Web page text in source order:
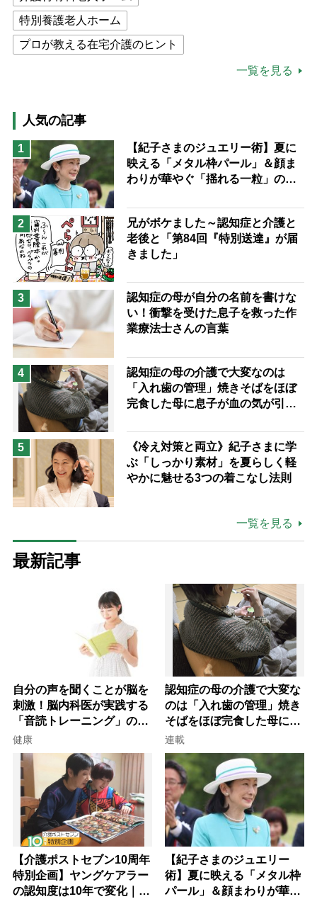
特別養護老人ホーム
プロが教える在宅介護のヒント
猫が母になつきません
息子の遠距離介護サバイバル術
兄がボケました
便利なサービス
予防法
一覧を見る
人気の記事
1
【紀子さまのジュエリー術】夏に
映える「メタル枠パール」＆顔ま
わりが華やぐ「揺れる一粒」の使
2
兄がボケました～認知症と介護と
老後と「第84回『特別送達』が届
きました」
3
認知症の母が自分の名前を書けな
い！衝撃を受けた息子を救った作
業療法士さんの言葉
4
認知症の母の介護で大変なのは
「入れ歯の管理」焼きそばをほぼ
完食した母に息子が血の気が引い
5
《冷え対策と両立》紀子さまに学
ぶ「しっかり素材」を夏らしく軽
やかに魅せる3つの着こなし法則
一覧を見る
最新記事
自分の声を聞くことが脳を
刺激！脳内科医が実践する
「音読トレーニング」の極
意
健康
認知症の母の介護で大変な
のは「入れ歯の管理」焼き
そばをほぼ完食した母に息
子が血の気が引いた理由
連載
【介護ポストセブン10周年
特別企画】ヤングケアラー
の認知度は10年で変化｜流
【紀子さまのジュエリー
術】夏に映える「メタル枠
パール」＆顔まわりが華や